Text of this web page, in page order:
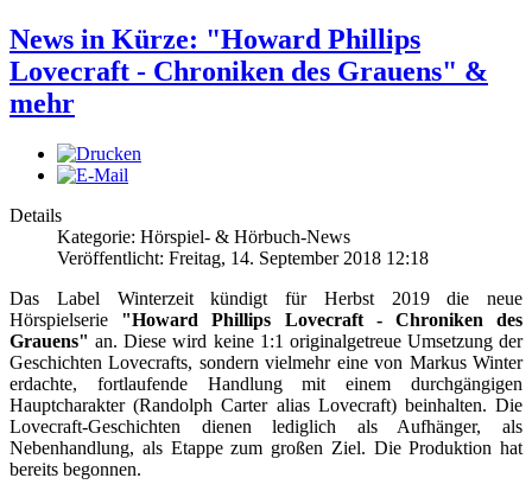
News in Kürze: "Howard Phillips
Lovecraft - Chroniken des Grauens" &
mehr
Details
Kategorie: Hörspiel- & Hörbuch-News
Veröffentlicht: Freitag, 14. September 2018 12:18
Das Label Winterzeit kündigt für Herbst 2019 die neue
Hörspielserie "Howard Phillips Lovecraft - Chroniken des
Grauens" an. Diese wird keine 1:1 originalgetreue Umsetzung der
Geschichten Lovecrafts, sondern vielmehr eine von Markus Winter
erdachte, fortlaufende Handlung mit einem durchgängigen
Hauptcharakter (Randolph Carter alias Lovecraft) beinhalten. Die
Lovecraft-Geschichten dienen lediglich als Aufhänger, als
Nebenhandlung, als Etappe zum großen Ziel. Die Produktion hat
bereits begonnen.